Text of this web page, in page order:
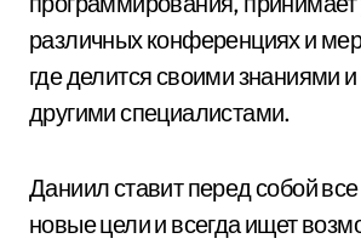
различных конференциях и
где делится своими знаниями
другими специалистами.
Даниил ставит перед собой
новые цели и всегда ищет